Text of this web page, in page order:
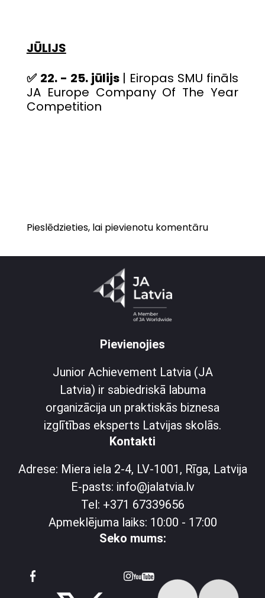
JŪLIJS
✅ 22. - 25. jūlijs | Eiropas SMU fināls
JA Europe Company Of The Year
Competition
Pieslēdzieties, lai pievienotu komentāru
Pievienojies
Junior Achievement Latvia (JA
Latvia) ir sabiedriskā labuma
organizācija un praktiskās biznesa
izglītības eksperts Latvijas skolās.
Kontakti
Adrese: Miera iela 2-4, LV-1001, Rīga, Latvija
E-pasts: info@jalatvia.lv
Tel: +371 67339656
Apmeklējuma laiks: 10:00 - 17:00
Seko mums: